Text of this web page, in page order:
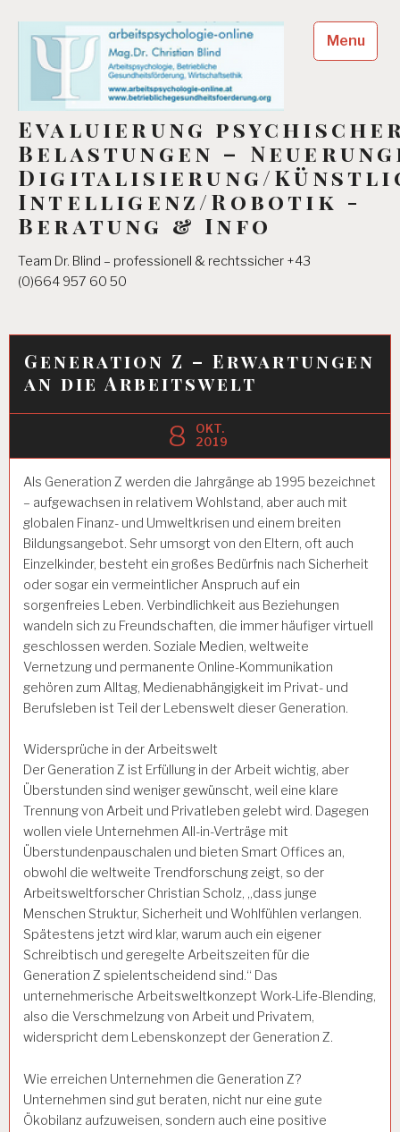
content
Evaluierung
Belastungen –
Digitalisierung/
Intelligenz/Robotik -
Beratung & Info
Team Dr. Blind – professionell & rechtssicher +43
(0)664 957 60 50
Menu
Generation Z – Erwartungen
an die Arbeitswelt
8
OKT.
2019
Als Generation Z werden die Jahrgänge ab 1995 bezeichnet
– aufgewachsen in relativem Wohlstand, aber auch mit
globalen Finanz- und Umweltkrisen und einem breiten
Bildungsangebot. Sehr umsorgt von den Eltern, oft auch
Einzelkinder, besteht ein großes Bedürfnis nach Sicherheit
oder sogar ein vermeintlicher Anspruch auf ein
sorgenfreies Leben. Verbindlichkeit aus Beziehungen
wandeln sich zu Freundschaften, die immer häufiger virtuell
geschlossen werden. Soziale Medien, weltweite
Vernetzung und permanente Online-Kommunikation
gehören zum Alltag, Medienabhängigkeit im Privat- und
Berufsleben ist Teil der Lebenswelt dieser Generation.
Widersprüche in der Arbeitswelt
Der Generation Z ist Erfüllung in der Arbeit wichtig, aber
Überstunden sind weniger gewünscht, weil eine klare
Trennung von Arbeit und Privatleben gelebt wird. Dagegen
wollen viele Unternehmen All-in-Verträge mit
Überstundenpauschalen und bieten Smart Offices an,
obwohl die weltweite Trendforschung zeigt, so der
Arbeitsweltforscher Christian Scholz, „dass junge
Menschen Struktur, Sicherheit und Wohlfühlen verlangen.
Spätestens jetzt wird klar, warum auch ein eigener
Schreibtisch und geregelte Arbeitszeiten für die
Generation Z spielentscheidend sind.“ Das
unternehmerische Arbeitsweltkonzept Work-Life-Blending,
also die Verschmelzung von Arbeit und Privatem,
widerspricht dem Lebenskonzept der Generation Z.
Wie erreichen Unternehmen die Generation Z?
Unternehmen sind gut beraten, nicht nur eine gute
Ökobilanz aufzuweisen, sondern auch eine positive